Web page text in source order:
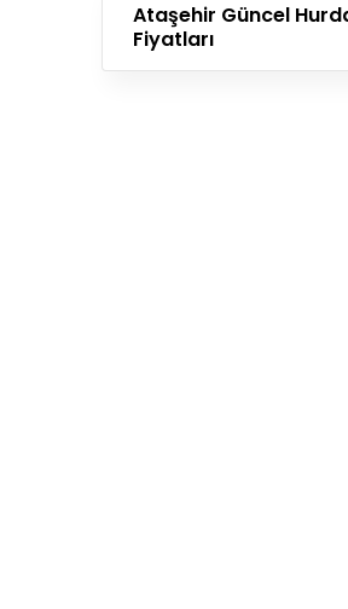
Ataşehir Güncel
Fiyatları